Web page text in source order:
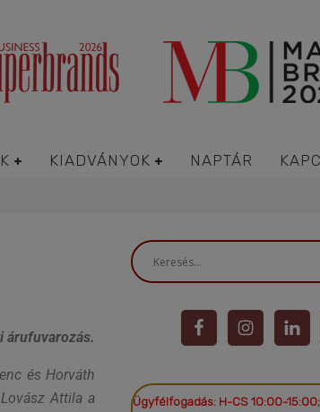
KIADVÁNYOK NAPTÁR
árufuvarozás.
és Horváth
Attila a
Ügyfélfogadás: H-CS 10:00-